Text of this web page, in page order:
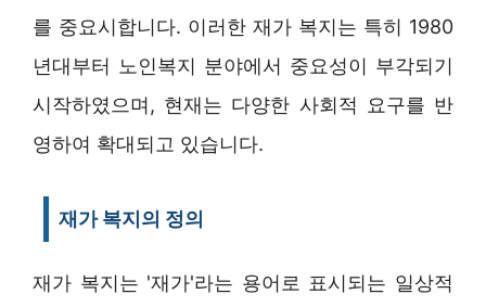
를 중요시합니다. 이러한 재가 복지는 특히 1980
년대부터 노인복지 분야에서 중요성이 부각되기
시작하였으며, 현재는 다양한 사회적 요구를 반
영하여 확대되고 있습니다.
재가 복지의 정의
재가 복지는 '재가'라는 용어로 표시되는 일상적